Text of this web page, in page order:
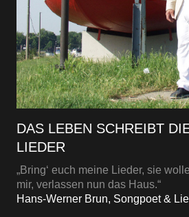
DAS LEBEN SCHREIBT
LIEDER
„Bring‘ euch meine Lieder, sie
mir, verlassen nun das Haus.“
Hans-Werner Brun, Songpoet &